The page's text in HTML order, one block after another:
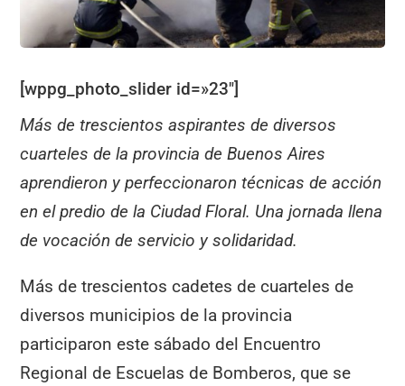
[wppg_photo_slider id=»23″]
Más de trescientos aspirantes de diversos
cuarteles de la provincia de Buenos Aires
aprendieron y perfeccionaron técnicas de acción
en el predio de la Ciudad Floral. Una jornada llena
de vocación de servicio y solidaridad.
Más de trescientos cadetes de cuarteles de
diversos municipios de la provincia
participaron este sábado del Encuentro
Regional de Escuelas de Bomberos, que se